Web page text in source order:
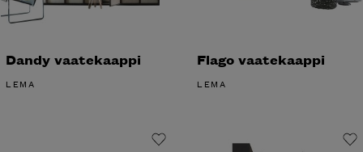
Dandy vaatekaappi
LEMA
Flago vaatekaappi
LEMA